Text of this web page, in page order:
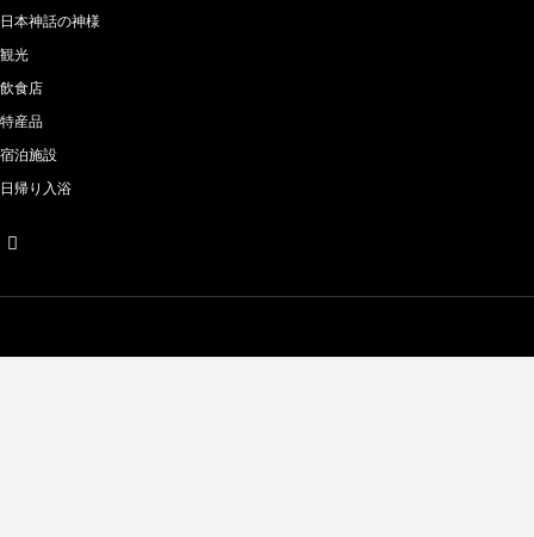
日本神話の神様
観光
飲食店
特産品
宿泊施設
日帰り入浴